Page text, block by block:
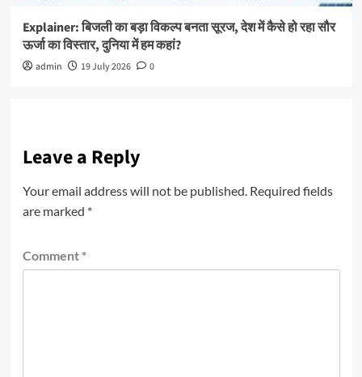
Explainer: बिजली का बड़ा विकल्प बनता सूरज, देश में कैसे हो रहा सौर
ऊर्जा का विस्तार, दुनिया में हम कहां?
admin 19 July 2026 0
Leave a Reply
Your email address will not be published. Required fields
are marked *
Comment *